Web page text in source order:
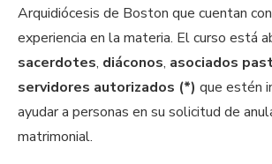
Arquidiócesis de Boston que cuentan
experiencia en la materia. El curso está
sacerdotes, diáconos, asociados
servidores autorizados (*) que estén
ayudar a personas en su solicitud de
matrimonial.